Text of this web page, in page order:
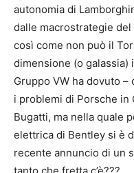
autonomia di
dalle macrostrategie
così come non può il
dimensione (o
Gruppo VW ha dovuto
i problemi di Porsche in
Bugatti, ma nella quale
elettrica di Bentley si è
recente annuncio di un